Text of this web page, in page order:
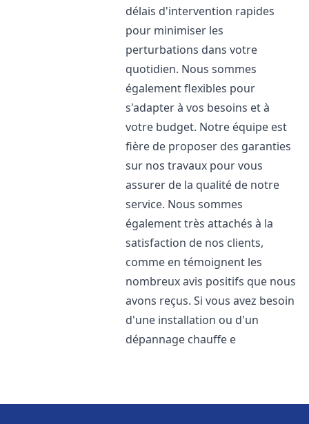
délais d'intervention rapides
pour minimiser les
perturbations dans votre
quotidien. Nous sommes
également flexibles pour
s'adapter à vos besoins et à
votre budget. Notre équipe est
fière de proposer des garanties
sur nos travaux pour vous
assurer de la qualité de notre
service. Nous sommes
également très attachés à la
satisfaction de nos clients,
comme en témoignent les
nombreux avis positifs que nous
avons reçus. Si vous avez besoin
d'une installation ou d'un
dépannage chauffe e